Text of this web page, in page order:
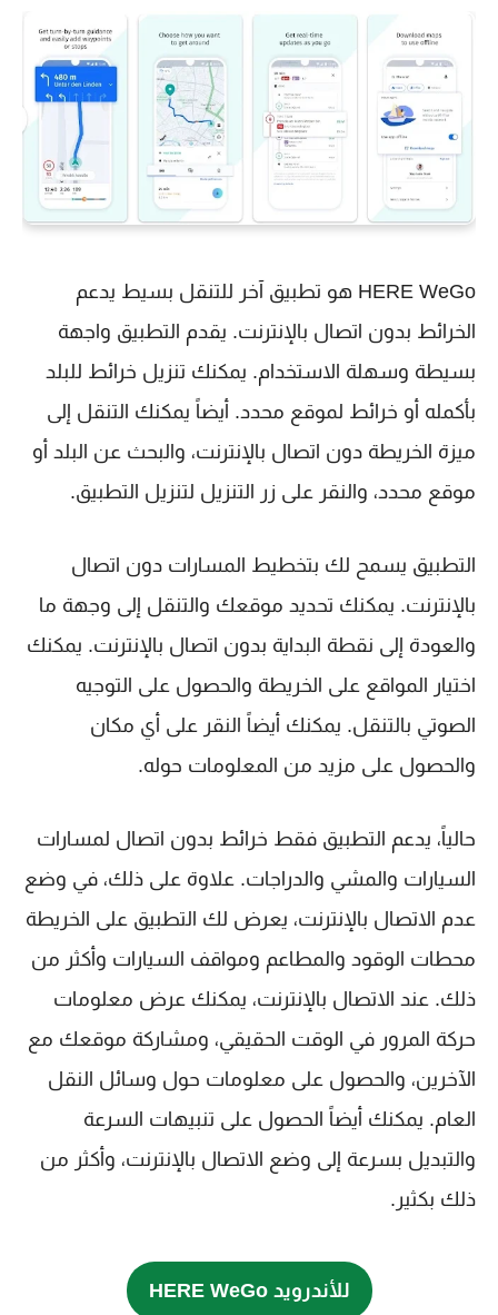
HERE WeGo هو تطبيق آخر للتنقل بسيط يدعم
الخرائط بدون اتصال بالإنترنت. يقدم التطبيق واجهة
بسيطة وسهلة الاستخدام. يمكنك تنزيل خرائط للبلد
بأكمله أو خرائط لموقع محدد. أيضاً يمكنك التنقل إلى
ميزة الخريطة دون اتصال بالإنترنت، والبحث عن البلد أو
موقع محدد، والنقر على زر التنزيل لتنزيل التطبيق.
التطبيق يسمح لك بتخطيط المسارات دون اتصال
بالإنترنت. يمكنك تحديد موقعك والتنقل إلى وجهة ما
والعودة إلى نقطة البداية بدون اتصال بالإنترنت. يمكنك
اختيار المواقع على الخريطة والحصول على التوجيه
الصوتي بالتنقل. يمكنك أيضاً النقر على أي مكان
والحصول على مزيد من المعلومات حوله.
حالياً، يدعم التطبيق فقط خرائط بدون اتصال لمسارات
السيارات والمشي والدراجات. علاوة على ذلك، في وضع
عدم الاتصال بالإنترنت، يعرض لك التطبيق على الخريطة
محطات الوقود والمطاعم ومواقف السيارات وأكثر من
ذلك. عند الاتصال بالإنترنت، يمكنك عرض معلومات
حركة المرور في الوقت الحقيقي، ومشاركة موقعك مع
الآخرين، والحصول على معلومات حول وسائل النقل
العام. يمكنك أيضاً الحصول على تنبيهات السرعة
والتبديل بسرعة إلى وضع الاتصال بالإنترنت، وأكثر من
ذلك بكثير.
للأندرويد HERE WeGo